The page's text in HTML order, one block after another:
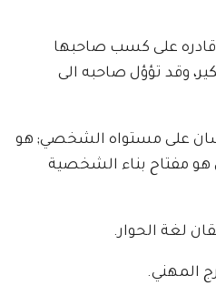
قادره على كسب صاحبها
وقد تؤؤل صاحبه الى
على مستواه الشخصي; هو
هو مفتاح بناء الشخصية
لغة الحوار.
المهني.